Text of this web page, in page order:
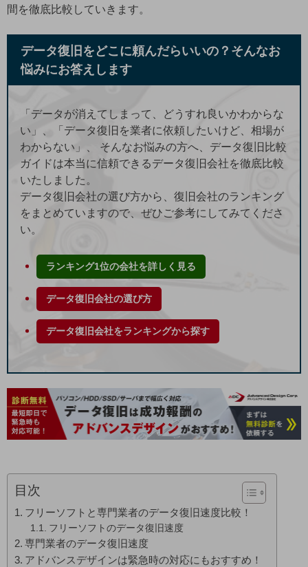
間を徹底比較していきます。
データ復旧をどこに頼んだらいいの？そんなお
悩みにお答えします
「データが消えてしまって、どうすれ良いかわからな
い」、「データ復旧を業者に依頼したいけど、相場が
わからない」、 そんなお悩みの方へ、データ復旧比較
ガイドは本当に信頼できるデータ復旧会社を徹底比較
いたしました。
データ復旧会社の選び方から、復旧会社のランキング
をまとめていますので、ぜひご参考にしてみてくださ
い。
ランキング1位の会社を詳しく見る
データ復旧会社の選び方
データ復旧会社をランキングから探す
目次
フリーソフトと専門業者のデータ復旧速度比較！
フリーソフトのデータ復旧速度
専門業者のデータ復旧速度
アドバンスデザインは緊急時の対応にもおすすめ！